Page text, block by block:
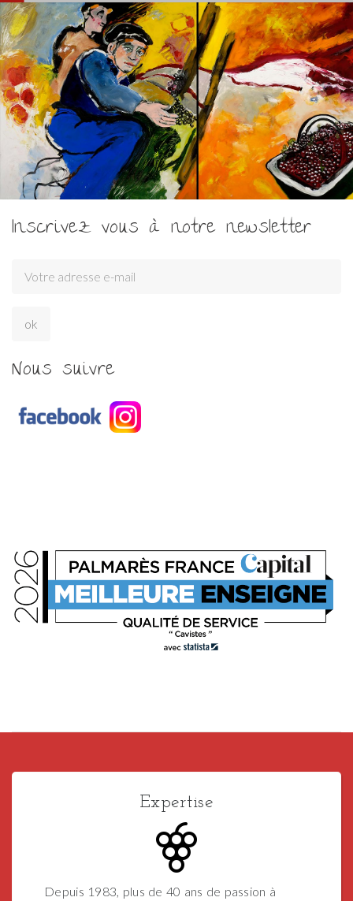
Inscrivez vous à notre newsletter
Nous suivre
Expertise
Depuis 1983, plus de 40 ans de passion à